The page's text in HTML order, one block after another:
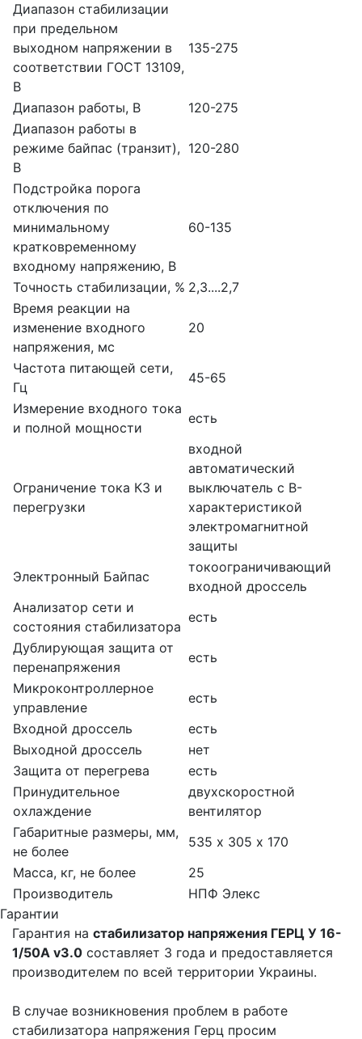
Диапазон стабилизации
при предельном
выходном напряжении в
соответствии ГОСТ 13109,
В
135-275
Диапазон работы, В
120-275
Диапазон работы в
режиме байпас (транзит),
В
120-280
Подстройка порога
отключения по
минимальному
кратковременному
входному напряжению, В
60-135
Точность стабилизации, % 2,3....2,7
Время реакции на
изменение входного
напряжения, мс
20
Частота питающей сети,
Гц
45-65
Измерение входного тока
и полной мощности
есть
Ограничение тока КЗ и
перегрузки
входной
автоматический
выключатель с B-
характеристикой
электромагнитной
защиты
Электронный Байпас
токоограничивающий
входной дроссель
Анализатор сети и
состояния стабилизатора
есть
Дублирующая защита от
перенапряжения
есть
Микроконтроллерное
управление
есть
Входной дроссель
есть
Выходной дроссель
нет
Защита от перегрева
есть
Принудительное
охлаждение
двухскоростной
вентилятор
Габаритные размеры, мм,
не более
535 х 305 х 170
Масса, кг, не более
25
Производитель
НПФ Элекс
Гарантии
Гарантия на стабилизатор напряжения ГЕРЦ У 16-
1/50A v3.0 составляет 3 года и предоставляется
производителем по всей территории Украины.
В случае возникновения проблем в работе
стабилизатора напряжения Герц просим